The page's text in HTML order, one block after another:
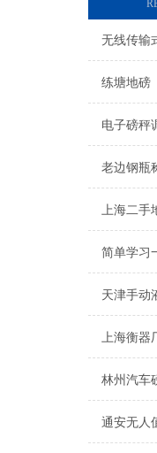
无线传输
电子磅秤
简单学习